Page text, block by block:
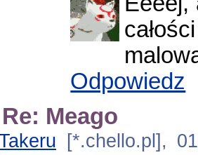
Odpowiedz
Re: Meago
[*.chello.pl],